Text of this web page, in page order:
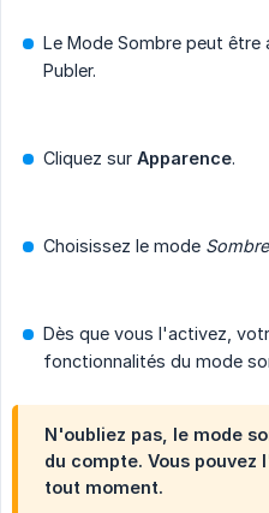
Le Mode Sombre peut être
Publer.
Cliquez sur Apparence.
Choisissez le mode Sombre
Dès que vous l'activez,
fonctionnalités du mode
N'oubliez pas, le mode
du compte. Vous
tout moment.